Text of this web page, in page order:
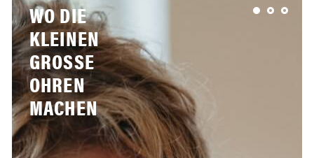
WO DIE
KLEINEN
GROSSE O
HREN M
ACHEN